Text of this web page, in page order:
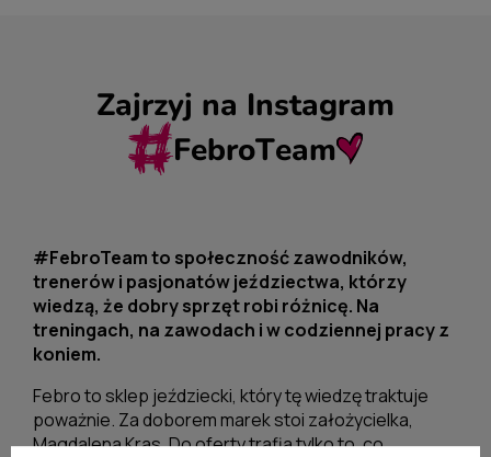
Zajrzyj na Instagram
FebroTeam
#FebroTeam to społeczność zawodników,
trenerów i pasjonatów jeździectwa, którzy
wiedzą, że dobry sprzęt robi różnicę. Na
treningach, na zawodach i w codziennej pracy z
koniem.
Febro to sklep jeździecki, który tę wiedzę traktuje
poważnie. Za doborem marek stoi założycielka,
Magdalena Kras. Do oferty trafia tylko to, co